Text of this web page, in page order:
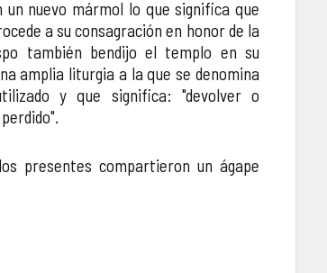
nuevo mármol lo que significa que
a su consagración en honor de la
también bendijo el templo en su
amplia liturgia a la que se denomina
y que significa: "devolver o
presentes compartieron un ágape